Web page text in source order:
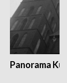
Panorama